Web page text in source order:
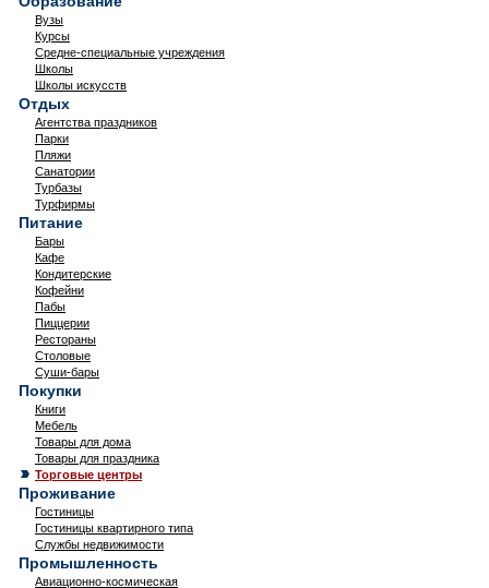
Вузы
Курсы
Средне-специальные учреждения
Школы
Школы искусств
Отдых
Агентства праздников
Парки
Пляжи
Санатории
Турбазы
Турфирмы
Питание
Бары
Кафе
Кондитерские
Кофейни
Пабы
Пиццерии
Рестораны
Столовые
Суши-бары
Покупки
Книги
Мебель
Товары для дома
Товары для праздника
Торговые центры
Проживание
Гостиницы
Гостиницы квартирного типа
Службы недвижимости
Промышленность
Авиационно-космическая